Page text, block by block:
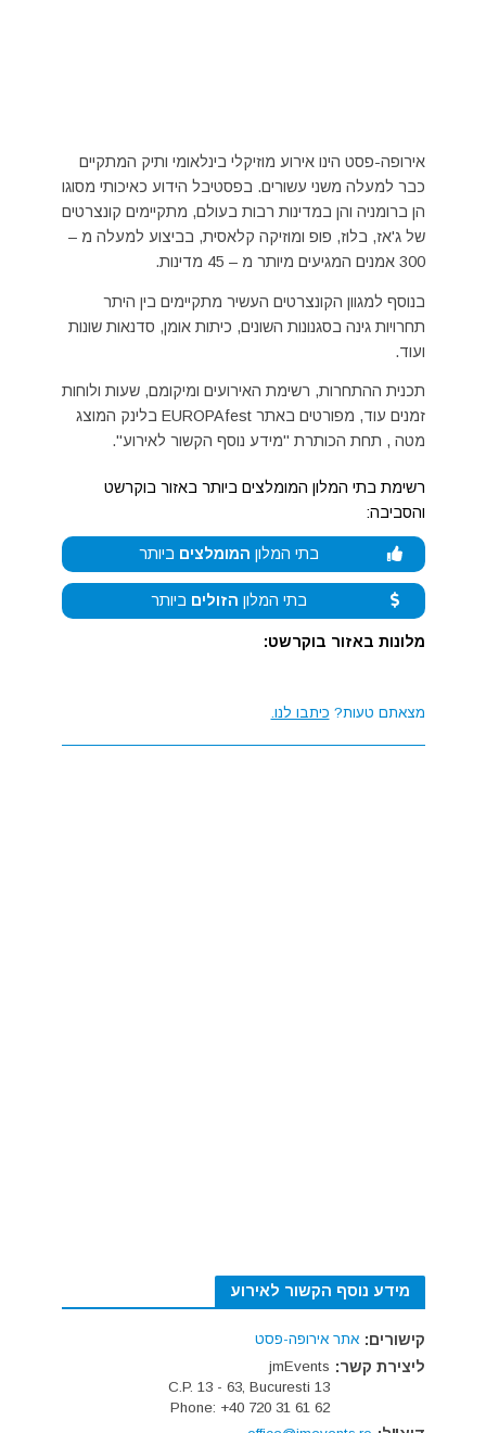
אירופה-פסט הינו אירוע מוזיקלי בינלאומי ותיק המתקיים
כבר למעלה משני עשורים. בפסטיבל הידוע כאיכותי מסוגו
הן ברומניה והן במדינות רבות בעולם, מתקיימים קונצרטים
של ג'אז, בלוז, פופ ומוזיקה קלאסית, בביצוע למעלה מ –
300 אמנים המגיעים מיותר מ – 45 מדינות.
בנוסף למגוון הקונצרטים העשיר מתקיימים בין היתר
תחרויות גינה בסגנונות השונים, כיתות אומן, סדנאות שונות
ועוד.
תכנית ההתחרות, רשימת האירועים ומיקומם, שעות ולוחות
זמנים עוד, מפורטים באתרEUROPAfest בלינק המוצג
מטה , תחת הכותרת "מידע נוסף הקשור לאירוע".
רשימת בתי המלון המומלצים ביותר באזור בוקרשט
והסביבה:
בתי המלון המומלצים ביותר
בתי המלון הזולים ביותר
מלונות באזור בוקרשט:
מצאתם טעות? כיתבו לנו.
מידע נוסף הקשור לאירוע
קישורים: אתר אירופה-פסט
ליצירת קשר: jmEvents
C.P. 13 - 63, Bucuresti 13
Phone: +40 720 31 61 62